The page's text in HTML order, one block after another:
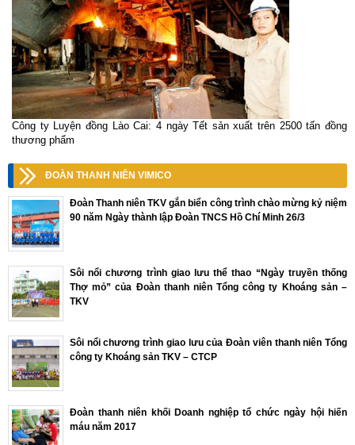
Công ty Luyện đồng Lào Cai: 4 ngày Tết sản xuất trên 2500 tấn đồng
thương phẩm
ĐOÀN THANH NIÊN VIMICO
Đoàn Thanh niên TKV gắn biển công trình chào mừng kỷ niệm
90 năm Ngày thành lập Đoàn TNCS Hồ Chí Minh 26/3
Sôi nổi chương trình giao lưu thể thao “Ngày truyền thống
Thợ mỏ” của Đoàn thanh niên Tổng công ty Khoáng sản –
TKV
Sôi nổi chương trình giao lưu của Đoàn viên thanh niên Tổng
công ty Khoáng sản TKV – CTCP
Đoàn thanh niên khối Doanh nghiệp tổ chức ngày hội hiến
máu năm 2017